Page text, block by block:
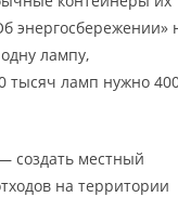
энергосбережении»
лампу,
тысяч ламп нужно
создать местный
на территории